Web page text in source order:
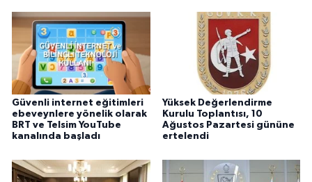
Güvenli internet eğitimleri
ebeveynlere yönelik olarak
BRT ve Telsim YouTube
kanalında başladı
Yüksek Değerlendirme
Kurulu Toplantısı, 10
Ağustos Pazartesi gününe
ertelendi